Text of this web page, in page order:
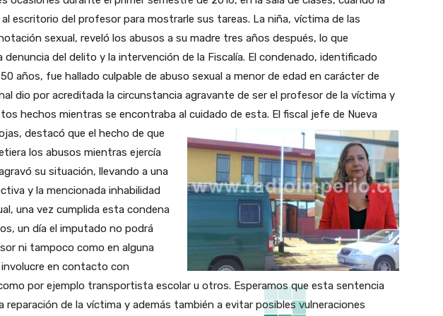
escritorio del profesor para mostrarle sus tareas. La niña, víctima de las
sexual, reveló los abusos a su madre tres años después, lo que
denuncia del delito y la intervención de la Fiscalía. El condenado, identificado
años, fue hallado culpable de abuso sexual a menor de edad en carácter de
dio por acreditada la circunstancia agravante de ser el profesor de la víctima y
hechos mientras se encontraba al cuidado de esta. El fiscal jefe de Nueva
destacó que el hecho de que
los abusos mientras ejercía
su situación, llevando a una
y la mencionada inhabilidad
una vez cumplida esta condena
un día el imputado no podrá
ni tampoco como en alguna
en contacto con
por ejemplo transportista escolar u otros. Esperamos que esta sentencia
reparación de la víctima y además también a evitar posibles vulneraciones